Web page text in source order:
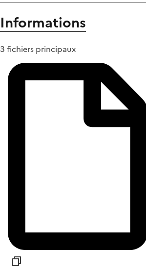
Informations
3 fichiers principaux